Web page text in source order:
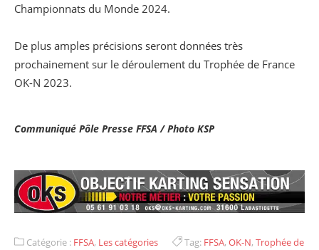
Championnats du Monde 2024.
De plus amples précisions seront données très
prochainement sur le déroulement du Trophée de France
OK-N 2023.
Communiqué Pôle Presse FFSA / Photo KSP
Catégorie : FFSA, Les catégories Tag: FFSA, OK-N, Trophée de